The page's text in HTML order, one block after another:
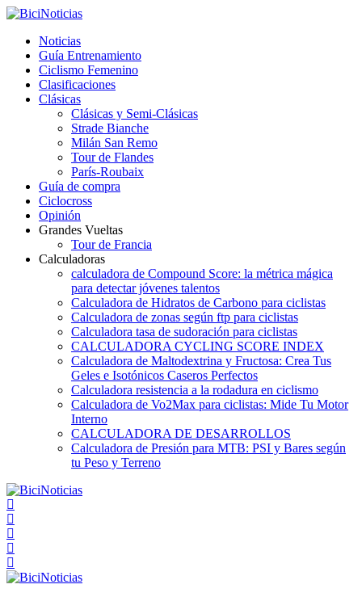
Noticias
Guía Entrenamiento
Ciclismo Femenino
Clasificaciones
Clásicas
Clásicas y Semi-Clásicas
Strade Bianche
Milán San Remo
Tour de Flandes
París-Roubaix
Guía de compra
Ciclocross
Opinión
Grandes Vueltas
Tour de Francia
Calculadoras
calculadora de Compound Score: la métrica mágica
para detectar jóvenes talentos
Calculadora de Hidratos de Carbono para ciclistas
Calculadora de zonas según ftp para ciclistas
Calculadora tasa de sudoración para ciclistas
CALCULADORA CYCLING SCORE INDEX
Calculadora de Maltodextrina y Fructosa: Crea Tus
Geles e Isotónicos Caseros Perfectos
Calculadora resistencia a la rodadura en ciclismo
Calculadora de Vo2Max para ciclistas: Mide Tu Motor
Interno
CALCULADORA DE DESARROLLOS
Calculadora de Presión para MTB: PSI y Bares según
tu Peso y Terreno